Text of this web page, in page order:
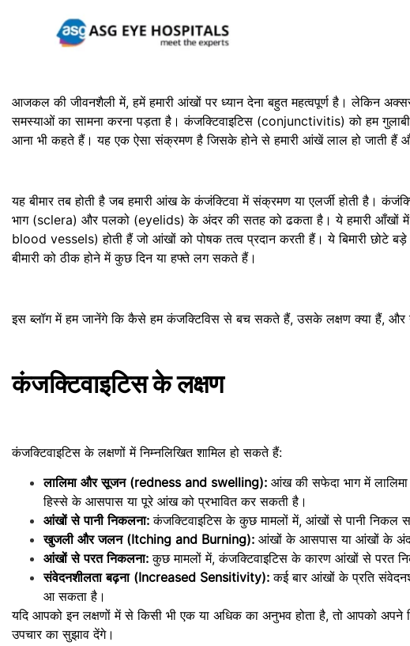
आजकल की जीवनशैली में, हमें हमारी आंखों पर ध्यान देना बहुत महत्वपूर्ण है। लेकिन
समस्याओं का सामना करना पड़ता है। कंजक्टिवाइटिस (conjunctivitis) को हम
आना भी कहते हैं। यह एक ऐसा संक्रमण है जिसके होने से हमारी आंखें लाल हो जाती
यह बीमार तब होती है जब हमारी आंख के कंजंक्टिवा में संक्रमण या एलर्जी होती है।
भाग (sclera) और पलको (eyelids) के अंदर की सतह को ढकता है। ये हमारी आँखों में
blood vessels) होती हैं जो आंखों को पोषक तत्व प्रदान करती हैं। ये बिमारी
बीमारी को ठीक होने में कुछ दिन या हफ्ते लग सकते हैं।
इस ब्लॉग में हम जानेंगे कि कैसे हम कंजक्टिविस से बच सकते हैं, उसके लक्षण क्या हैं, और
कंजक्टिवाइटिस के लक्षण
कंजक्टिवाइटिस के लक्षणों में निम्नलिखित शामिल हो सकते हैं:
लालिमा और सूजन (redness and swelling): आंख की सफेदा भाग में
हिस्से के आसपास या पूरे आंख को प्रभावित कर सकती है।
आंखों से पानी निकलना: कंजक्टिवाइटिस के कुछ मामलों में, आंखों से पानी निकल
खुजली और जलन (Itching and Burning): आंखों के आसपास या आंखों के
आंखों से परत निकलना: कुछ मामलों में, कंजक्टिवाइटिस के कारण आंखों से परत
संवेदनशीलता बढ़ना (Increased Sensitivity): कई बार आंखों के प्रति
आ सकता है।
यदि आपको इन लक्षणों में से किसी भी एक या अधिक का अनुभव होता है, तो आपको अपने
उपचार का सुझाव देंगे।